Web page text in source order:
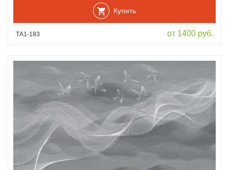
Купить
ТА1-183 от 1400 руб.